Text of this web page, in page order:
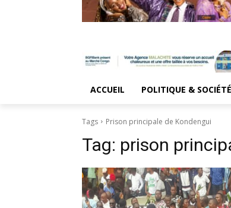
ACCUEIL POLITIQUE & SOCIÉTÉ
Tags Prison principale de Kondengui
Tag: prison